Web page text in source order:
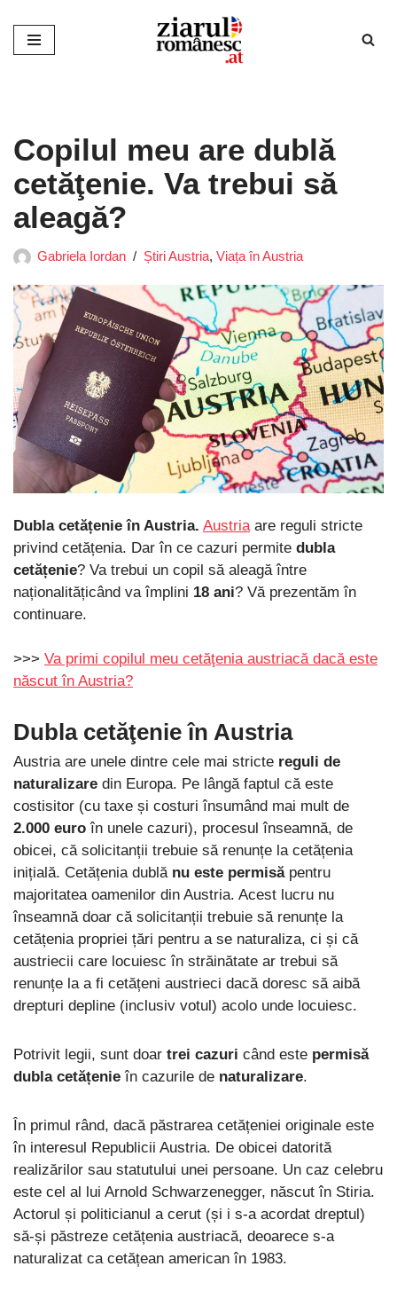
Sari
Copilul meu are dublă
cetăţenie. Va trebui să
aleagă?
Gabriela Iordan Știri Austria, Viața în Austria
Dubla cetățenie în Austria. Austriaare reguli stricte
privind cetățenia. Dar în ce cazuri permite dubla
cetățenie? Va trebui un copil să aleagă între
naționalitățicând va împlini 18 ani? Vă prezentăm în
continuare.
>>> Va primi copilul meu cetăţenia austriacă dacă este
născut în Austria?
Dubla cetăţenie în Austria
Austria are unele dintre cele mai stricte reguli de
naturalizare din Europa. Pe lângă faptul că este
costisitor (cu taxe și costuri însumând mai mult de
2.000 euro în unele cazuri), procesul înseamnă, de
obicei, că solicitanții trebuie să renunțe la cetățenia
inițială. Cetățenia dublă nu este permisăpentru
majoritatea oamenilor din Austria. Acest lucru nu
înseamnă doar că solicitanții trebuie să renunțe la
cetățenia propriei țări pentru a se naturaliza, ci și că
austriecii care locuiesc în străinătate ar trebui să
renunțe la a fi cetățeni austrieci dacă doresc să aibă
drepturi depline (inclusiv votul) acolo unde locuiesc.
Potrivit legii, sunt doar trei cazuri când este permisă
dubla cetățenie în cazurile de naturalizare.
În primul rând, dacă păstrarea cetățeniei originale este
în interesul Republicii Austria. De obicei datorită
realizărilor sau statutului unei persoane. Un caz celebru
este cel al lui Arnold Schwarzenegger, născut în Stiria.
Actorul și politicianul a cerut (și i s-a acordat dreptul)
să-și păstreze cetățenia austriacă, deoarece s-a
naturalizat ca cetățean american în 1983.